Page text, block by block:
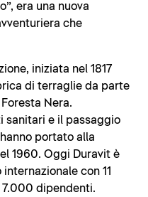
era una nuova
che
iniziata nel 1817
di terraglie da parte
Nera.
sanitari e il passaggio
portato alla
1960. Oggi Duravit è
con 11
dipendenti.